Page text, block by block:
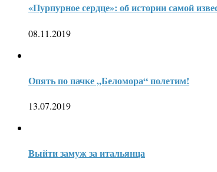
«Пурпурное сердце»: об истории самой
08.11.2019
Опять по пачке „Беломора“ полетим!
13.07.2019
Выйти замуж за итальянца